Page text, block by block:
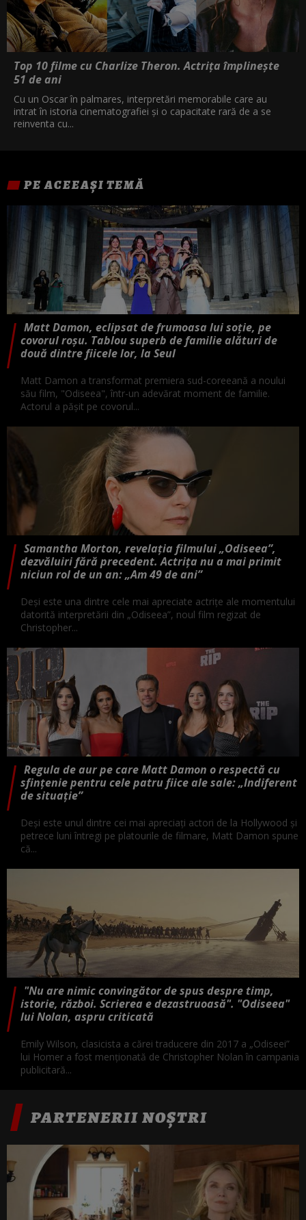
Top 10 filme cu Charlize Theron. Actrița împlinește
51 de ani
Cu un Oscar în palmares, interpretări memorabile care au
intrat în istoria cinematografiei și o capacitate rară de a se
reinventa cu...
PE ACEEAȘI TEMĂ
Matt Damon, eclipsat de frumoasa lui soție, pe
covorul roșu. Tablou superb de familie alături de
două dintre fiicele lor, la Seul
Matt Damon a transformat premiera sud-coreeană a noului
său film, "Odiseea", într-un adevărat moment de familie.
Actorul a pășit pe covorul...
Samantha Morton, revelația filmului „Odiseea”,
dezvăluiri fără precedent. Actrița nu a mai primit
niciun rol de un an: „Am 49 de ani”
Deși este una dintre cele mai apreciate actrițe ale momentului
datorită interpretării din „Odiseea”, noul film regizat de
Christopher...
Regula de aur pe care Matt Damon o respectă cu
sfințenie pentru cele patru fiice ale sale: „Indiferent
de situație”
Deși este unul dintre cei mai apreciați actori de la Hollywood și
petrece luni întregi pe platourile de filmare, Matt Damon spune
că...
"Nu are nimic convingător de spus despre timp,
istorie, război. Scrierea e dezastruoasă". "Odiseea"
lui Nolan, aspru criticată
Emily Wilson, clasicista a cărei traducere din 2017 a „Odiseei”
lui Homer a fost menţionată de Christopher Nolan în campania
publicitară...
PARTENERII NOȘTRI